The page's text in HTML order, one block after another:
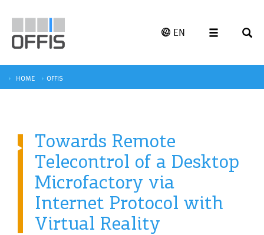
EN
HOME OFFIS
Towards Remote
Telecontrol of a Desktop
Microfactory via
Internet Protocol with
Virtual Reality